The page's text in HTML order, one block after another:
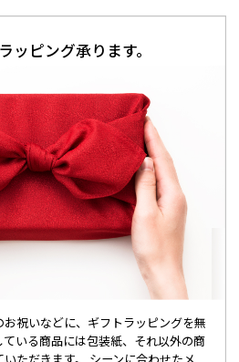
ッピング承ります。
祝いなどに、ギフトラッピングを無
いる商品には包装紙、それ以外の商